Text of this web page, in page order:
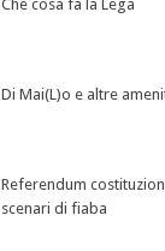
Che cosa fa la Lega
Di Mai(L)o e altre
Referendum
scenari di fiaba